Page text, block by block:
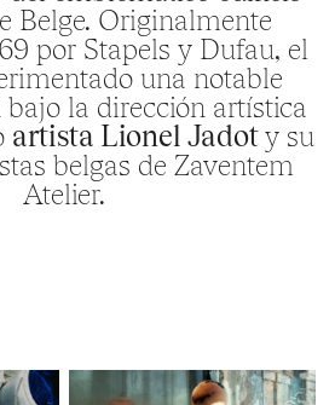
Belge. Originalmente
por Stapels y Dufau, el
una notable
la dirección artística
artista Lionel Jadoty su
belgas de Zaventem
Atelier.